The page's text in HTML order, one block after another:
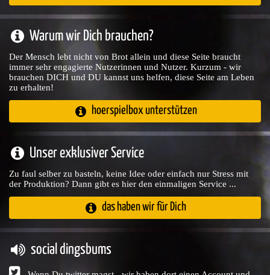
Warum wir Dich brauchen?
Der Mensch lebt nicht von Brot allein und diese Seite braucht
immer sehr engagierte Nutzerinnen und Nutzer. Kurzum - wir
brauchen DICH und DU kannst uns helfen, diese Seite am Leben
zu erhalten!
hoerspielbox unterstützen
Unser exklusiver Service
Zu faul selber zu basteln, keine Idee oder einfach nur Stress mit
der Produktion? Dann gibt es hier den einmaligen Service ...
das haben wir für Dich
social dingsbums